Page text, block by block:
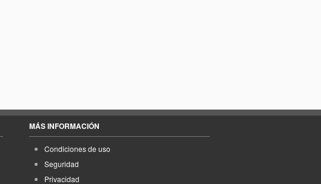
MÁS INFORMACIÓN
Condiciones de uso
Seguridad
Privacidad